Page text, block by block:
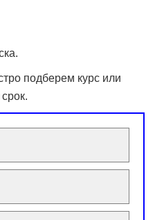
подберем курс или